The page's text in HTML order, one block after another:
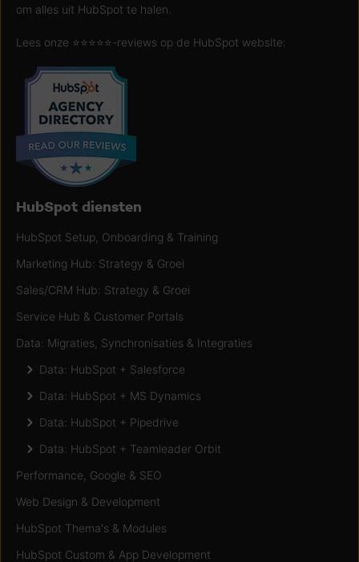
om alles uit HubSpot te halen.
Lees onze ⭐️⭐️⭐️⭐️⭐️-reviews op de HubSpot website:
HubSpot diensten
HubSpot Setup, Onboarding & Training
Marketing Hub: Strategy & Groei
Sales/CRM Hub: Strategy & Groei
Service Hub & Customer Portals
Data: Migraties, Synchronisaties & Integraties
Data: HubSpot + Salesforce
Data: HubSpot + MS Dynamics
Data: HubSpot + Pipedrive
Data: HubSpot + Teamleader Orbit
Performance, Google & SEO
Web Design & Development
HubSpot Thema's & Modules
HubSpot Custom & App Development